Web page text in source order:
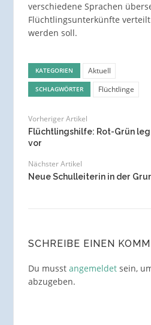
verschiedene Sprachen
Flüchtlingsunterkünfte
werden soll.
KATEGORIEN Aktuell
SCHLAGWÖRTER Flüchtlinge
Vorheriger Artikel
Flüchtlingshilfe: Rot-Grün
vor
Nächster Artikel
Neue Schulleiterin in der
SCHREIBE EINEN
Du musst angemeldetsein,
abzugeben.